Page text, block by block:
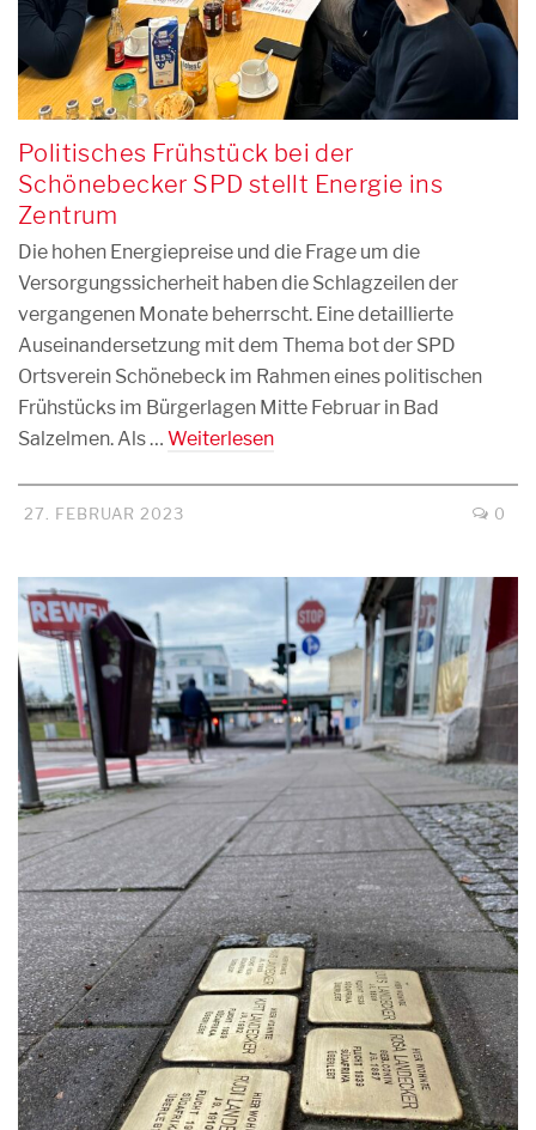
Politisches Frühstück bei der
Schönebecker SPD stellt Energie ins
Zentrum
Die hohen Energiepreise und die Frage um die
Versorgungssicherheit haben die Schlagzeilen der
vergangenen Monate beherrscht. Eine detaillierte
Auseinandersetzung mit dem Thema bot der SPD
Ortsverein Schönebeck im Rahmen eines politischen
Frühstücks im Bürgerlagen Mitte Februar in Bad
Salzelmen. Als … Weiterlesen
27. FEBRUAR 2023 0